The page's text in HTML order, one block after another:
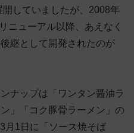
していましたが、2008年
ニューアル以降、あえなく
継として開発されたのが
ナップは「ワンタン醤油ラ
」「コク豚骨ラーメン」の
月1日に「ソース焼そば